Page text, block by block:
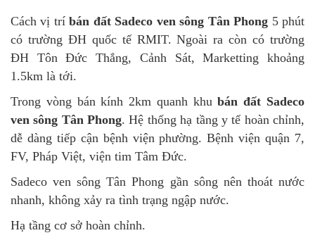
Cách vị tríbán đất Sadeco ven sông Tân Phong 5 phút
có trường ĐH quốc tế RMIT. Ngoài ra còn có trường
ĐH Tôn Đức Thắng, Cảnh Sát, Marketting khoảng
1.5km là tới.
Trong vòng bán kính 2km quanh khubán đất Sadeco
ven sông Tân Phong. Hệ thống hạ tầng y tế hoàn chỉnh,
dễ dàng tiếp cận bệnh viện phường. Bệnh viện quận 7,
FV, Pháp Việt, viện tim Tâm Đức.
Sadeco ven sông Tân Phong gần sông nên thoát nước
nhanh, không xảy ra tình trạng ngập nước.
Hạ tầng cơ sở hoàn chỉnh.